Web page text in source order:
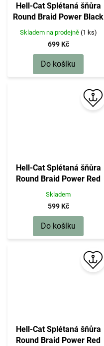
Hell-Cat Splétaná šňůra
Round Braid Power Black
200m|0,60mm, 75kg
Skladem na prodejně (1 ks)
699 Kč
Do košíku
Hell-Cat Splétaná šňůra
Round Braid Power Red
200m|0,50mm, 57,50kg
Skladem
599 Kč
Do košíku
Hell-Cat Splétaná šňůra
Round Braid Power Red